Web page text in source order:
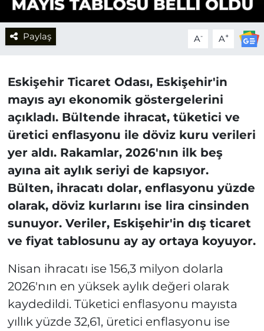
Paylaş A- A+
Eskişehir Ticaret Odası, Eskişehir'in
mayıs ayı ekonomik göstergelerini
açıkladı. Bültende ihracat, tüketici ve
üretici enflasyonu ile döviz kuru verileri
yer aldı. Rakamlar, 2026'nın ilk beş
ayına ait aylık seriyi de kapsıyor.
Bülten, ihracatı dolar, enflasyonu yüzde
olarak, döviz kurlarını ise lira cinsinden
sunuyor. Veriler, Eskişehir'in dış ticaret
ve fiyat tablosunu ay ay ortaya koyuyor.
Nisan ihracatı ise 156,3 milyon dolarla
2026'nın en yüksek aylık değeri olarak
kaydedildi. Tüketici enflasyonu mayısta
yıllık yüzde 32,61, üretici enflasyonu ise